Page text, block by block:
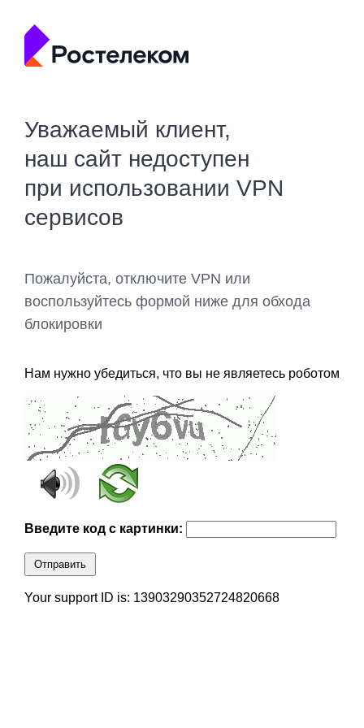
Уважаемый клиент,
наш сайт недоступен
при использовании VPN
сервисов
Пожалуйста, отключите VPN или
воспользуйтесь формой ниже для обхода
блокировки
Нам нужно убедиться, что вы не являетесь роботом
Введите код с картинки:
Отправить
Your support ID is: 13903290352724820668